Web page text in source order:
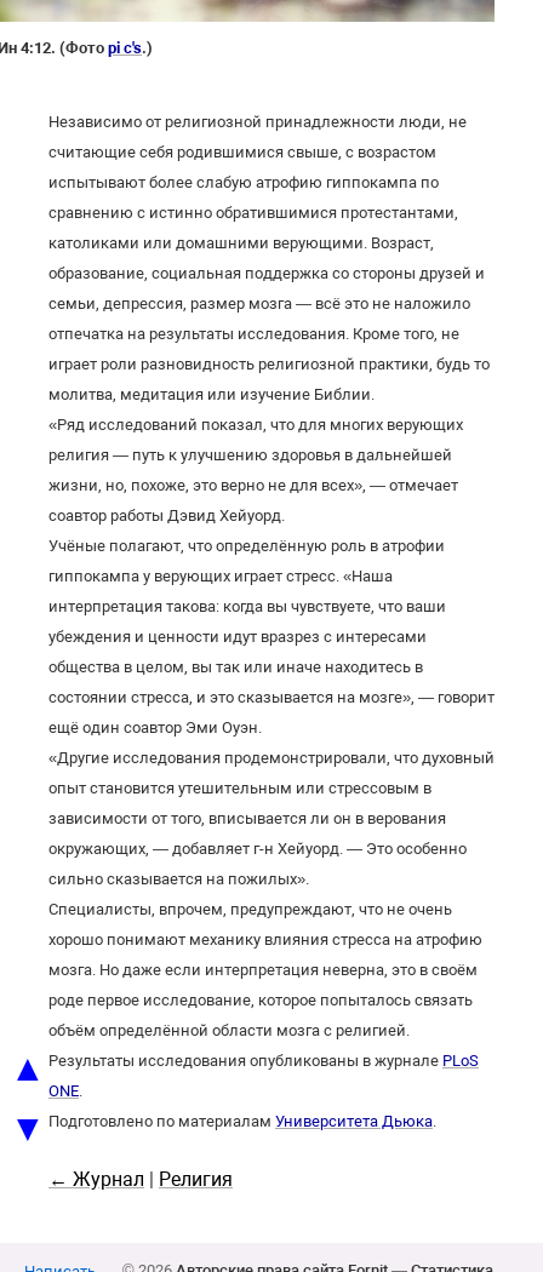
Ин 4:12. (Фото pi c's.)
Независимо от религиозной принадлежности люди, не
считающие себя родившимися свыше, с возрастом
испытывают более слабую атрофию гиппокампа по
сравнению с истинно обратившимися протестантами,
католиками или домашними верующими. Возраст,
образование, социальная поддержка со стороны друзей и
семьи, депрессия, размер мозга — всё это не наложило
отпечатка на результаты исследования. Кроме того, не
играет роли разновидность религиозной практики, будь то
молитва, медитация или изучение Библии.
«Ряд исследований показал, что для многих верующих
религия — путь к улучшению здоровья в дальнейшей
жизни, но, похоже, это верно не для всех», — отмечает
соавтор работы Дэвид Хейуорд.
Учёные полагают, что определённую роль в атрофии
гиппокампа у верующих играет стресс. «Наша
интерпретация такова: когда вы чувствуете, что ваши
убеждения и ценности идут вразрез с интересами
общества в целом, вы так или иначе находитесь в
состоянии стресса, и это сказывается на мозге», — говорит
ещё один соавтор Эми Оуэн.
«Другие исследования продемонстрировали, что духовный
опыт становится утешительным или стрессовым в
зависимости от того, вписывается ли он в верования
окружающих, — добавляет г-н Хейуорд. — Это особенно
сильно сказывается на пожилых».
Специалисты, впрочем, предупреждают, что не очень
хорошо понимают механику влияния стресса на атрофию
мозга. Но даже если интерпретация неверна, это в своём
роде первое исследование, которое попыталось связать
объём определённой области мозга с религией.
Результаты исследования опубликованы в журнале PLoS
ONE
Подготовлено по материалам Университета Дьюка
← Журнал | Религия
▲
▼